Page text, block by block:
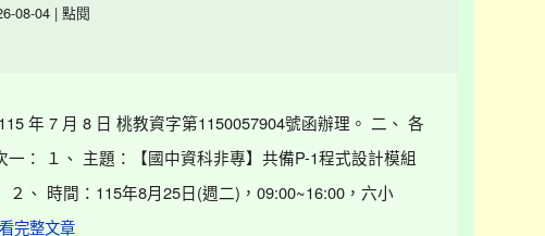
08-04 | 點閱
年 7 月 8 日 桃教資字第1150057904號函辦理。 二、 各
： １、 主題：【國中資科非專】共備P-1程式設計模組
、 時間：115年8月25日(週二)，09:00~16:00，六小
完整文章